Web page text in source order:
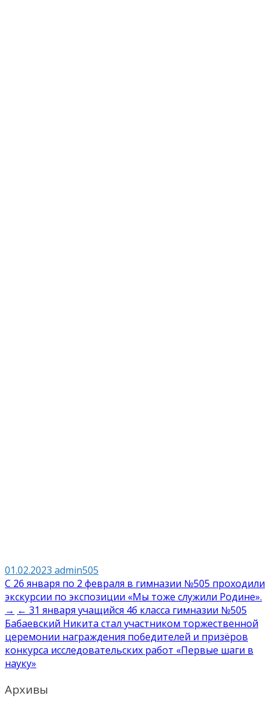
01.02.2023 admin505
Навигация
по
записям
С 26 января по 2 февраля в гимназии №505 проходили
экскурсии по экспозиции «Мы тоже служили Родине».
→ ← 31 января учащийся 4б класса гимназии №505
Бабаевский Никита стал участником торжественной
церемонии награждения победителей и призёров
конкурса исследовательских работ «Первые шаги в
науку»
Архивы